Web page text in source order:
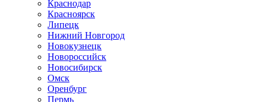
Краснодар
Красноярск
Липецк
Нижний Новгород
Новокузнецк
Новороссийск
Новосибирск
Омск
Оренбург
Пермь